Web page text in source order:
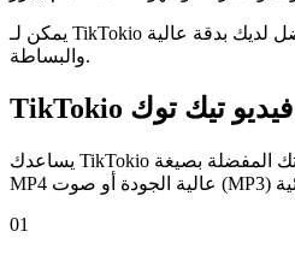
والبساطة.
TikTokio
يساعدك TikTokio على تحميل الفيديوهات من تيك توك بدون علامة مائية بسرعة وسهولة. ما عليك سوى نسخ رابط الفيديو، ولصقه في مربع البحث واختيار صيغة التحميل، ثم احفظ فيديوهاتك المفضلة بصيغة
01